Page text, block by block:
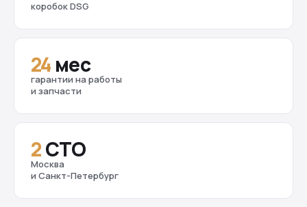
коробок DSG
24 мес
гарантии на работы
и запчасти
2СТО
Москва
и Санкт-Петербург